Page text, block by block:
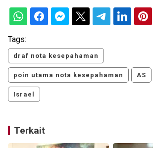
Tags:
draf nota kesepahaman
poin utama nota kesepahaman AS
Israel
Terkait